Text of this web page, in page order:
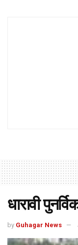
धारावी
by Guhagar News